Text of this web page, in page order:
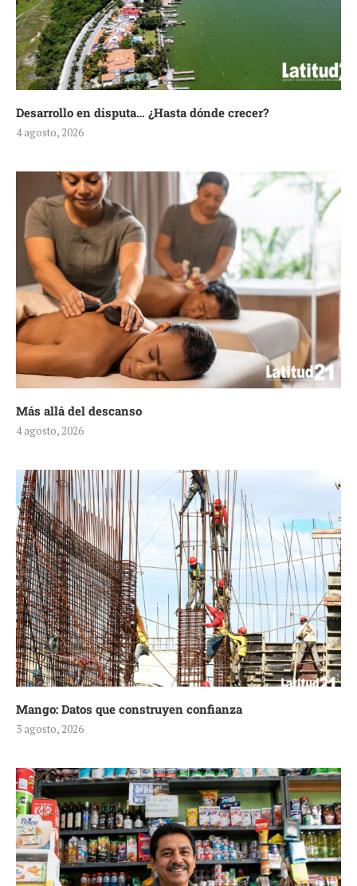
Desarrollo en disputa… ¿Hasta dónde crecer?
4 agosto, 2026
Más allá del descanso
4 agosto, 2026
Mango: Datos que construyen confianza
3 agosto, 2026